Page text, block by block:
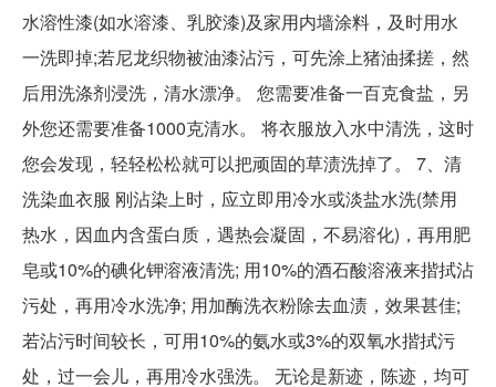
水溶性漆(如水溶漆、乳胶漆)及家用内墙涂料，及时用水
一洗即掉;若尼龙织物被油漆沾污，可先涂上猪油揉搓，然
后用洗涤剂浸洗，清水漂净。 您需要准备一百克食盐，另
外您还需要准备1000克清水。 将衣服放入水中清洗，这时
您会发现，轻轻松松就可以把顽固的草渍洗掉了。 7、清
洗染血衣服 刚沾染上时，应立即用冷水或淡盐水洗(禁用
热水，因血内含蛋白质，遇热会凝固，不易溶化)，再用肥
皂或10%的碘化钾溶液清洗; 用10%的酒石酸溶液来揩拭沾
污处，再用冷水洗净; 用加酶洗衣粉除去血渍，效果甚佳;
若沾污时间较长，可用10%的氨水或3%的双氧水揩拭污
处，过一会儿，再用冷水强洗。 无论是新迹，陈迹，均可